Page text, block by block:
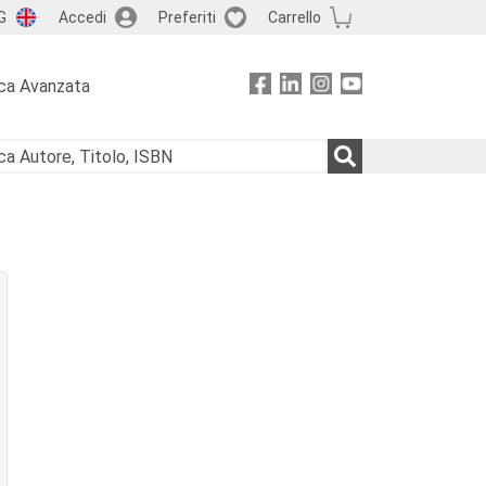
Accedi Preferiti Carrello
Avanzata